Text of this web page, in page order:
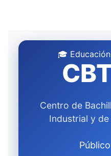
🎓
Centro de
Industrial y